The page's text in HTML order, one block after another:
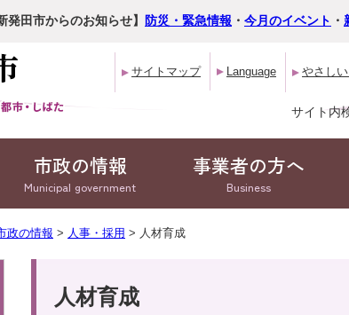
発田市からのお知らせ】 防災・緊急情報 ・ 今月のイベント ・
サイトマップ Language やさし
サイト内
市政の情報
Municipal government
事業者の方へ
Business
政の情報 > 人事・採用 > 人材育成
人材育成